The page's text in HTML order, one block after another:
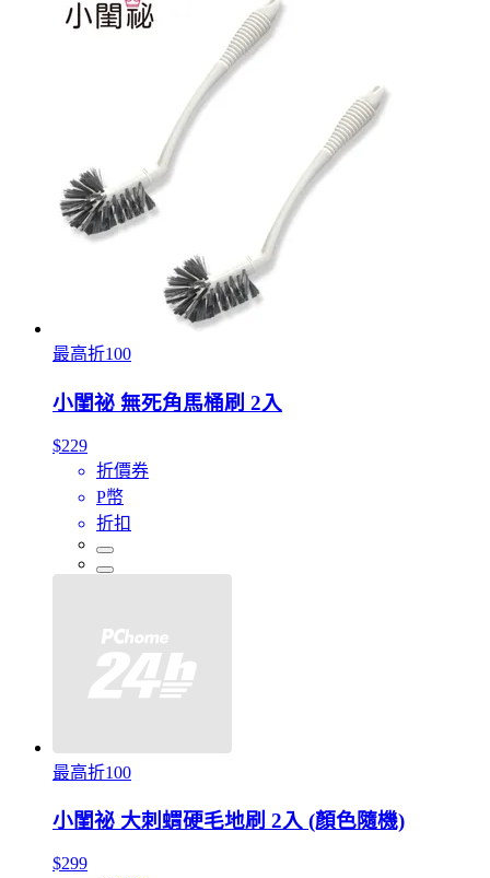
最高折100
小閨祕 無死角馬桶刷 2入
$229
折價券
P幣
折扣
最高折100
小閨祕 大刺蝟硬毛地刷 2入 (顏色隨機)
$299